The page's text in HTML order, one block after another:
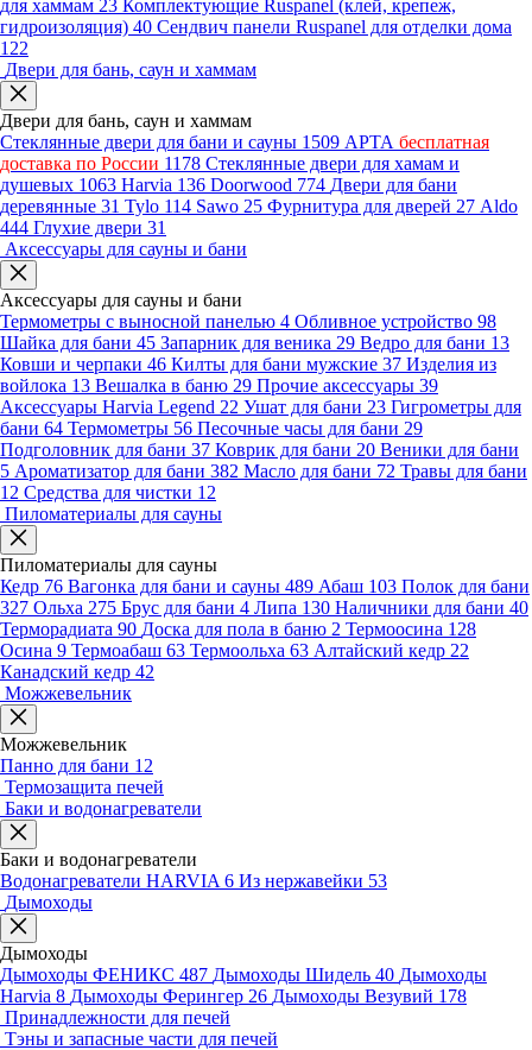
для хаммам 23 Комплектующие Ruspanel (клей, крепеж,
гидроизоляция) 40 Сендвич панели Ruspanel для отделки дома
122
Двери для бань, саун и хаммам
Двери для бань, саун и хаммам
Стеклянные двери для бани и сауны 1509 АРТА бесплатная
доставка по России 1178 Стеклянные двери для хамам и
душевых 1063 Harvia 136 Doorwood 774 Двери для бани
деревянные 31 Tylo 114 Sawo 25 Фурнитура для дверей 27 Aldo
444 Глухие двери 31
Аксессуары для сауны и бани
Аксессуары для сауны и бани
Термометры с выносной панелью 4 Обливное устройство 98
Шайка для бани 45 Запарник для веника 29 Ведро для бани 13
Ковши и черпаки 46 Килты для бани мужские 37 Изделия из
войлока 13 Вешалка в баню 29 Прочие аксессуары 39
Аксессуары Harvia Legend 22 Ушат для бани 23 Гигрометры для
бани 64 Термометры 56 Песочные часы для бани 29
Подголовник для бани 37 Коврик для бани 20 Веники для бани
5 Ароматизатор для бани 382 Масло для бани 72 Травы для бани
12 Средства для чистки 12
Пиломатериалы для сауны
Пиломатериалы для сауны
Кедр 76 Вагонка для бани и сауны 489 Абаш 103 Полок для бани
327 Ольха 275 Брус для бани 4 Липа 130 Наличники для бани 40
Терморадиата 90 Доска для пола в баню 2 Термоосина 128
Осина 9 Термоабаш 63 Термоольха 63 Алтайский кедр 22
Канадский кедр 42
Можжевельник
Можжевельник
Панно для бани 12
Термозащита печей
Баки и водонагреватели
Баки и водонагреватели
Водонагреватели HARVIA 6 Из нержавейки 53
Дымоходы
Дымоходы
Дымоходы ФЕНИКС 487 Дымоходы Шидель 40 Дымоходы
Harvia 8 Дымоходы Ферингер 26 Дымоходы Везувий 178
Принадлежности для печей
Тэны и запасные части для печей